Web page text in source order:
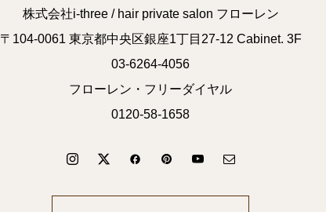
株式会社i-three / hair private salon フローレン
〒104-0061 東京都中央区銀座1丁目27-12 Cabinet. 3F
03-6264-4056
フローレン・フリーダイヤル
0120-58-1658